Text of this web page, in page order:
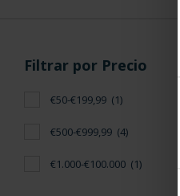
Filtrar por Precio
€50-€199,99 (1)
€500-€999,99 (4)
€1.000-€100.000 (1)